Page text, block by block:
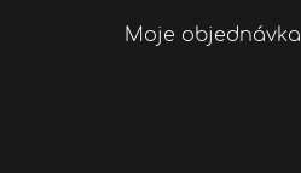
Moje objednávka